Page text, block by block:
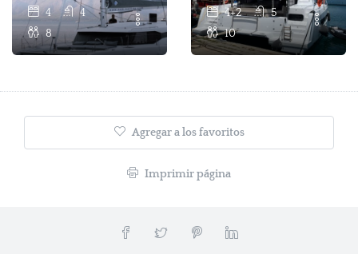
4
4
8
4+2
5
10
Agregar a los favoritos
Imprimir página